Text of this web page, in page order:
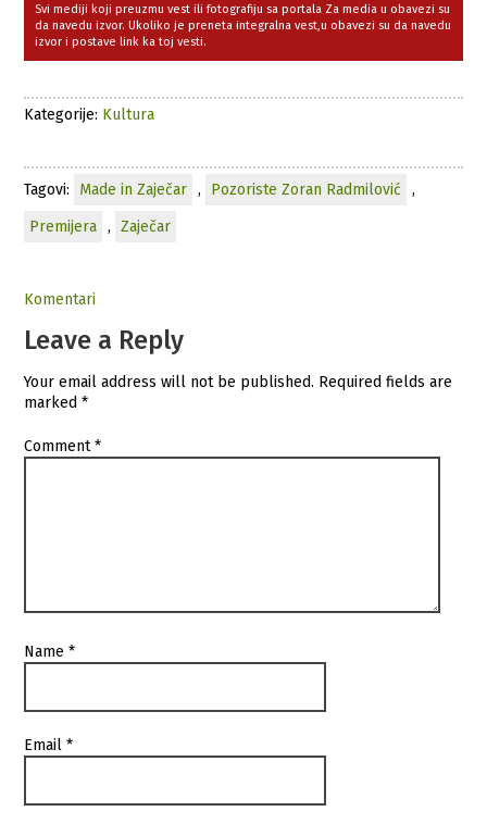
Svi mediji koji preuzmu vest ili fotografiju sa portala Za media u obavezi su
da navedu izvor. Ukoliko je preneta integralna vest,u obavezi su da navedu
izvor i postave link ka toj vesti.
Kategorije: Kultura
Tagovi: Made in Zaječar , Pozoriste Zoran Radmilović
,
Premijera
, Zaječar
Komentari
Leave a Reply
Your email address will not be published. Required fields are
marked*
Comment*
Name*
Email*